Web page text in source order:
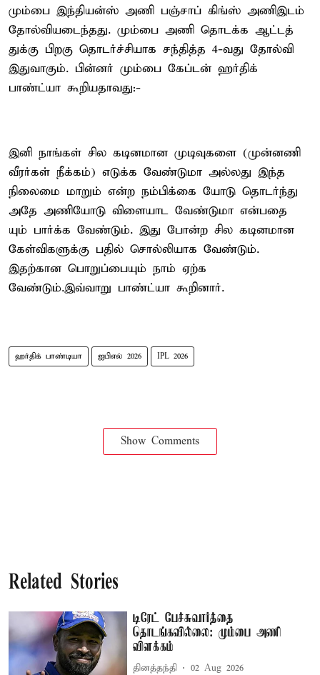
மும்பை இந்தியன்ஸ் அணி பஞ்சாப் கிங்ஸ் அணிஇடம்
தோல்வியடைந்தது. மும்பை அணி தொடக்க ஆட்டத்
துக்கு பிறகு தொடர்ச்சியாக சந்தித்த 4-வது தோல்வி
இதுவாகும். பின்னர் மும்பை கேப்டன் ஹர்திக்
பாண்ட்யா கூறியதாவது:-
இனி நாங்கள் சில கடினமான முடிவுகளை (முன்னணி
வீரர்கள் நீக்கம்) எடுக்க வேண்டுமா அல்லது இந்த
நிலைமை மாறும் என்ற நம்பிக்கை யோடு தொடர்ந்து
அதே அணியோடு விளையாட வேண்டுமா என்பதை
யும் பார்க்க வேண்டும். இது போன்ற சில கடினமான
கேள்விகளுக்கு பதில் சொல்லியாக வேண்டும்.
இதற்கான பொறுப்பையும் நாம் ஏற்க
வேண்டும்.இவ்வாறு பாண்ட்யா கூறினார்.
ஹர்திக் பாண்டியா ஐபிஎல் 2026 IPL 2026
Show Comments
Related Stories
டிரேட் பேச்சுவார்த்தை
தொடங்கவில்லை: மும்பை அணி
விளக்கம்
தினத்தந்தி 02 Aug 2026